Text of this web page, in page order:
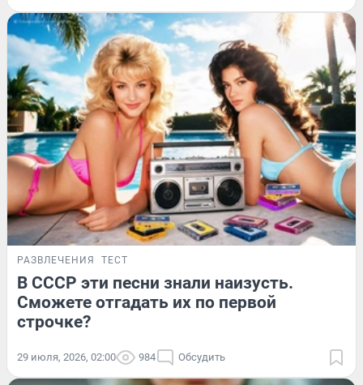
РАЗВЛЕЧЕНИЯ ТЕСТ
В СССР эти песни знали наизусть.
Сможете отгадать их по первой
строчке?
29 июля, 2026, 02:00 984 Обсудить